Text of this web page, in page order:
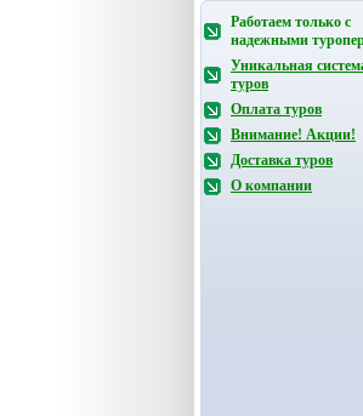
Работаем только с
надежными
Уникальная
туров
Оплата туров
Внимание! Акции!
Доставка туров
О компании